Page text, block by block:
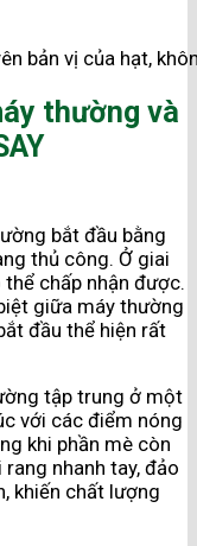
bản vị của hạt,
thường và
bắt đầu bằng
thủ công. Ở giai
chấp nhận được.
giữa máy thường
đầu thể hiện rất
tập trung ở một
với các điểm nóng
khi phần mè còn
nhanh tay, đảo
khiến chất lượng